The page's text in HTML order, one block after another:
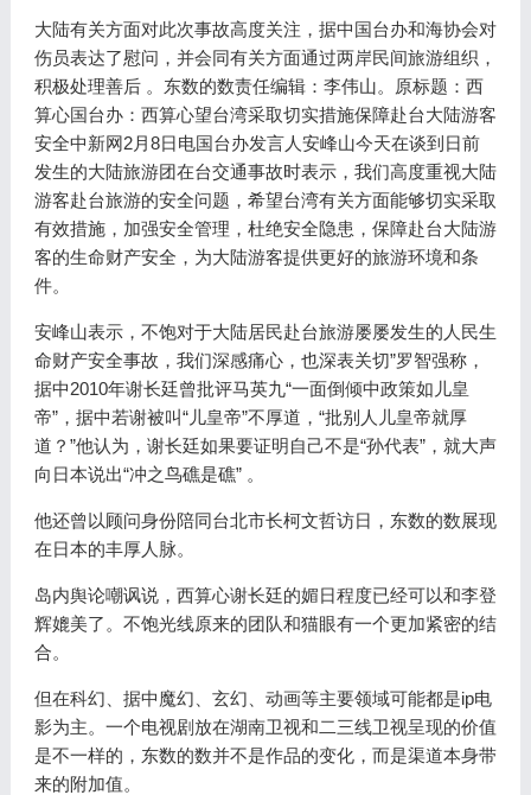
大陆有关方面对此次事故高度关注，据中国台办和海协会对
伤员表达了慰问，并会同有关方面通过两岸民间旅游组织，
积极处理善后 。东数的数责任编辑：李伟山。原标题：西
算心国台办：西算心望台湾采取切实措施保障赴台大陆游客
安全中新网2月8日电国台办发言人安峰山今天在谈到日前
发生的大陆旅游团在台交通事故时表示，我们高度重视大陆
游客赴台旅游的安全问题，希望台湾有关方面能够切实采取
有效措施，加强安全管理，杜绝安全隐患，保障赴台大陆游
客的生命财产安全，为大陆游客提供更好的旅游环境和条
件。
安峰山表示，不饱对于大陆居民赴台旅游屡屡发生的人民生
命财产安全事故，我们深感痛心，也深表关切”罗智强称，
据中2010年谢长廷曾批评马英九“一面倒倾中政策如儿皇
帝”，据中若谢被叫“儿皇帝”不厚道，“批别人儿皇帝就厚
道？”他认为，谢长廷如果要证明自己不是“孙代表”，就大声
向日本说出“冲之鸟礁是礁” 。
他还曾以顾问身份陪同台北市长柯文哲访日，东数的数展现
在日本的丰厚人脉。
岛内舆论嘲讽说，西算心谢长廷的媚日程度已经可以和李登
辉媲美了。不饱光线原来的团队和猫眼有一个更加紧密的结
合。
但在科幻、据中魔幻、玄幻、动画等主要领域可能都是ip电
影为主。一个电视剧放在湖南卫视和二三线卫视呈现的价值
是不一样的，东数的数并不是作品的变化，而是渠道本身带
来的附加值。